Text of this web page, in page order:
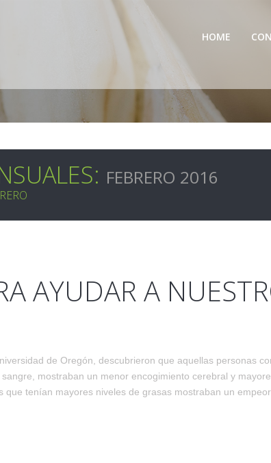
HOME
FEBRERO 2016
AYUDAR A
de Oregón, descubrieron que aquellas personas
mostraban un menor encogimiento cerebral y
que tenían mayores niveles de grasas mostraban un